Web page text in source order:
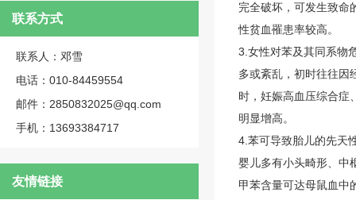
联系方式
联系人：邓雪
电话：010-84459554
邮件：2850832025@qq.com
手机：13693384717
友情链接
完全破坏，可发生致命
性贫血罹患率较高。
3.女性对苯及其同系物
多或紊乱，初时往往因
时，妊娠高血压综合症
明显增高。
4.苯可导致胎儿的先天
婴儿多有小头畸形、中
甲苯含量可达母鼠血中